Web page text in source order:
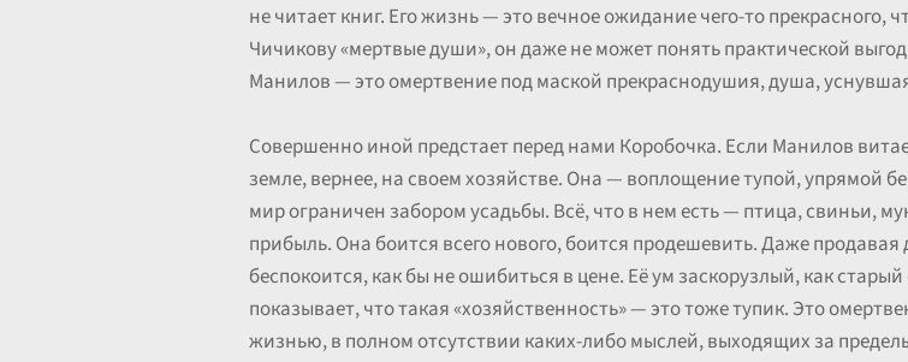
не читает книг. Его жизнь — это вечное ожидание чего-то прекрасного,
Чичикову «мертвые души», он даже не может понять практической
Манилов — это омертвение под маской прекраснодушия, душа,
Совершенно иной предстает перед нами Коробочка. Если Манилов
земле, вернее, на своем хозяйстве. Она — воплощение тупой, упрямой
мир ограничен забором усадьбы. Всё, что в нем есть — птица, свиньи,
прибыль. Она боится всего нового, боится продешевить. Даже
беспокоится, как бы не ошибиться в цене. Её ум заскорузлый, как
показывает, что такая «хозяйственность» — это тоже тупик. Это
жизнью, в полном отсутствии каких-либо мыслей, выходящих за